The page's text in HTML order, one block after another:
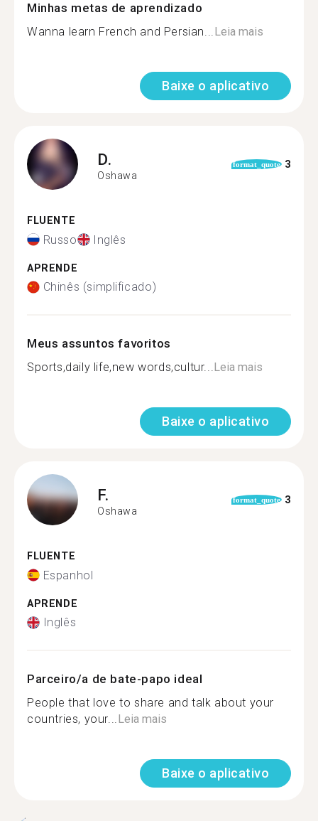
Minhas metas de aprendizado
Wanna learn French and Persian...Leia mais
Baixe o aplicativo
D.
Oshawa
format_quote 3
FLUENTE
Russo Inglês
APRENDE
Chinês (simplificado)
Meus assuntos favoritos
Sports,daily life,new words,cultur...Leia mais
Baixe o aplicativo
F.
Oshawa
format_quote 3
FLUENTE
Espanhol
APRENDE
Inglês
Parceiro/a de bate-papo ideal
People that love to share and talk about your
countries, your...Leia mais
Baixe o aplicativo